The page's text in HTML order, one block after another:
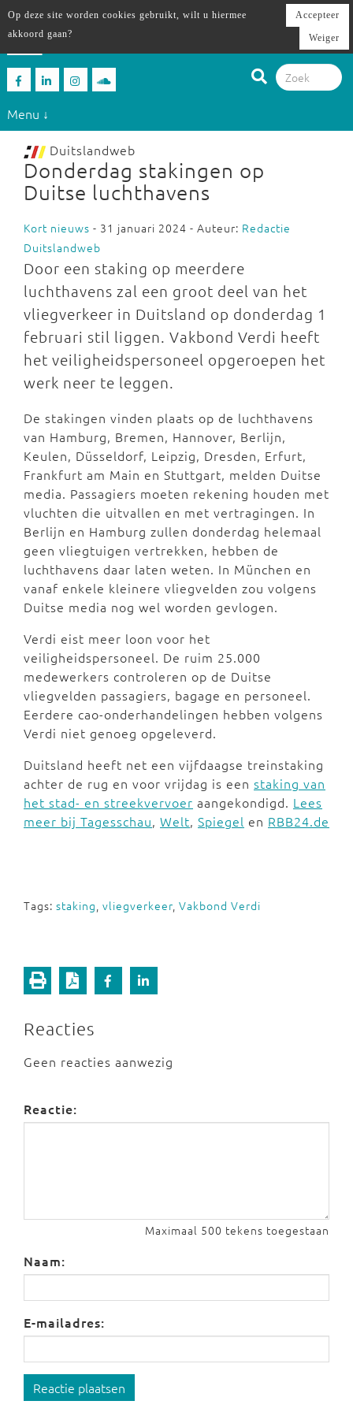
Menu ↓
Duitslandweb
Donderdag stakingen op
Duitse luchthavens
Kort nieuws - 31 januari 2024 - Auteur: Redactie
Duitslandweb
Door een staking op meerdere
luchthavens zal een groot deel van het
vliegverkeer in Duitsland op donderdag 1
februari stil liggen. Vakbond Verdi heeft
het veiligheidspersoneel opgeroepen het
werk neer te leggen.
De stakingen vinden plaats op de luchthavens
van Hamburg, Bremen, Hannover, Berlijn,
Keulen, Düsseldorf, Leipzig, Dresden, Erfurt,
Frankfurt am Main en Stuttgart, melden Duitse
media. Passagiers moeten rekening houden met
vluchten die uitvallen en met vertragingen. In
Berlijn en Hamburg zullen donderdag helemaal
geen vliegtuigen vertrekken, hebben de
luchthavens daar laten weten. In München en
vanaf enkele kleinere vliegvelden zou volgens
Duitse media nog wel worden gevlogen.
Verdi eist meer loon voor het
veiligheidspersoneel. De ruim 25.000
medewerkers controleren op de Duitse
vliegvelden passagiers, bagage en personeel.
Eerdere cao-onderhandelingen hebben volgens
Verdi niet genoeg opgeleverd.
Duitsland heeft net een vijfdaagse treinstaking
achter de rug en voor vrijdag is een staking van
het stad- en streekvervoer aangekondigd. Lees
meer bij Tagesschau, Welt, Spiegel en RBB24.de
Tags: staking, vliegverkeer, Vakbond Verdi
Reacties
Geen reacties aanwezig
Reactie:
Maximaal 500 tekens toegestaan
Naam:
E-mailadres:
Reactie plaatsen
Op deze site worden cookies gebruikt, wilt u hiermee
akkoord gaan?
Accepteer
Weiger